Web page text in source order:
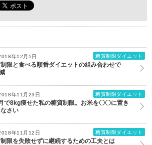
年12月5日 糖質制限ダイエット
限と食べる順番ダイエットの組み合わせで
年11月23日 糖質制限ダイエット
で8kg痩せた私の糖質制限。お米を〇〇に置き
さい
年11月12日 糖質制限ダイエット
限を失敗せずに継続するための工夫とは